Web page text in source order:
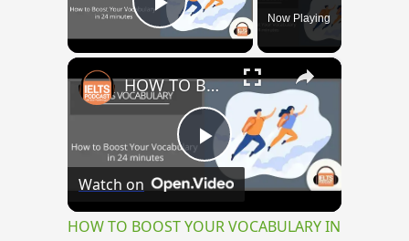
Play VideoNow Playing
×
Play
Video
HOW TO BOOST YOUR VOCABULARY IN 24 MINUTES
Watch on
HOW TO BOOST YOUR VOCABULARY IN